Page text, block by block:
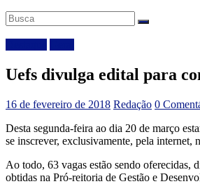
Uefs divulga edital para
16 de fevereiro de 2018 Redação 0
Desta segunda-feira ao dia 20 de março
se inscrever, exclusivamente, pela internet,
Ao todo, 63 vagas estão sendo oferecidas,
obtidas na Pró-reitoria de Gestão e